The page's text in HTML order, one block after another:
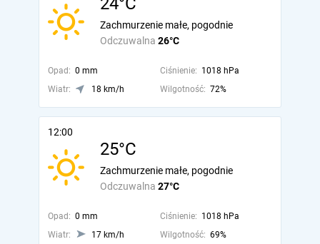
Odczuwalna 26°C
Zachmurzenie małe, pogodnie
Opad: 0 mm Ciśnienie: 1018 hPa
Wiatr:
18 km/h Wilgotność: 72%
12:00
25°C
Odczuwalna 27°C
Zachmurzenie małe, pogodnie
Opad: 0 mm Ciśnienie: 1018 hPa
Wiatr:
17 km/h Wilgotność: 69%